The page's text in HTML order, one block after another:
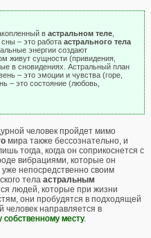
в астральном теле,
– это работа астрального тела
энергии создают
живут сущности (привидения,
в сновидениях. Астральный план
– это эмоции и чувства (горе,
– это состояние (любовь,
человек пройдет мимо
мира также бессознательно, и
тогда, когда он соприкоснется с
вибрациями, которые он
непосредственно своим
тела астральным
людей, которые при жизни
они пробудятся в подходящей
человек направляется в
собственному месту.